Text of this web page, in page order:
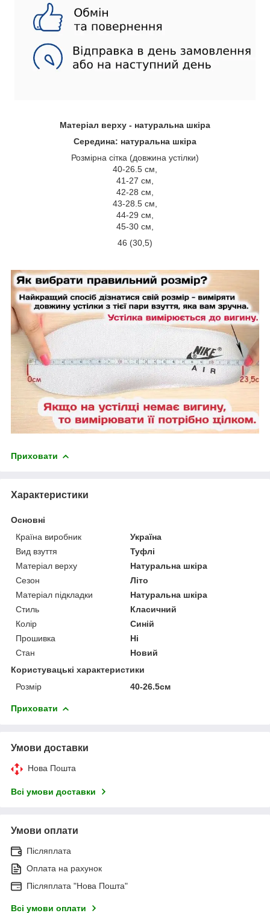
Матеріал верху - натуральна шкіра
Середина: натуральна шкіра
Розмірна сітка (довжина устілки)
40-26.5 см,
41-27 см,
42-28 см,
43-28.5 см,
44-29 см,
45-30 см,
46 (30,5)
Приховати
Характеристики
Основні
Країна виробник
Україна
Вид взуття
Туфлі
Матеріал верху
Натуральна шкіра
Сезон
Літо
Матеріал підкладки
Натуральна шкіра
Стиль
Класичний
Колір
Синій
Прошивка
Ні
Стан
Новий
Користувацькі характеристики
Розмір
40-26.5см
Приховати
Умови доставки
Нова Пошта
Всі умови доставки
Умови оплати
Післяплата
Оплата на рахунок
Післяплата "Нова Пошта"
Всі умови оплати